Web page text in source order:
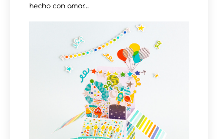
hecho con amor…